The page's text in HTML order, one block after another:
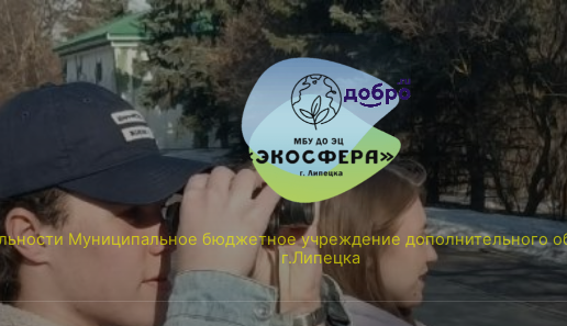
Муниципальное бюджетное учреждение дополнительного
г.Липецка